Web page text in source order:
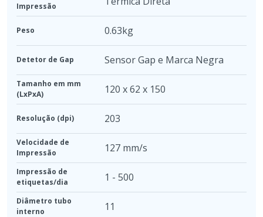
Impressão
Peso 0.63kg
Detetor de Gap Sensor Gap e Marca Negra
Tamanho em mm
(LxPxA)
120 x 62 x 150
Resolução (dpi) 203
Velocidade de
Impressão
127 mm/s
Impressão de
etiquetas/dia
1 - 500
Diâmetro tubo
interno
11